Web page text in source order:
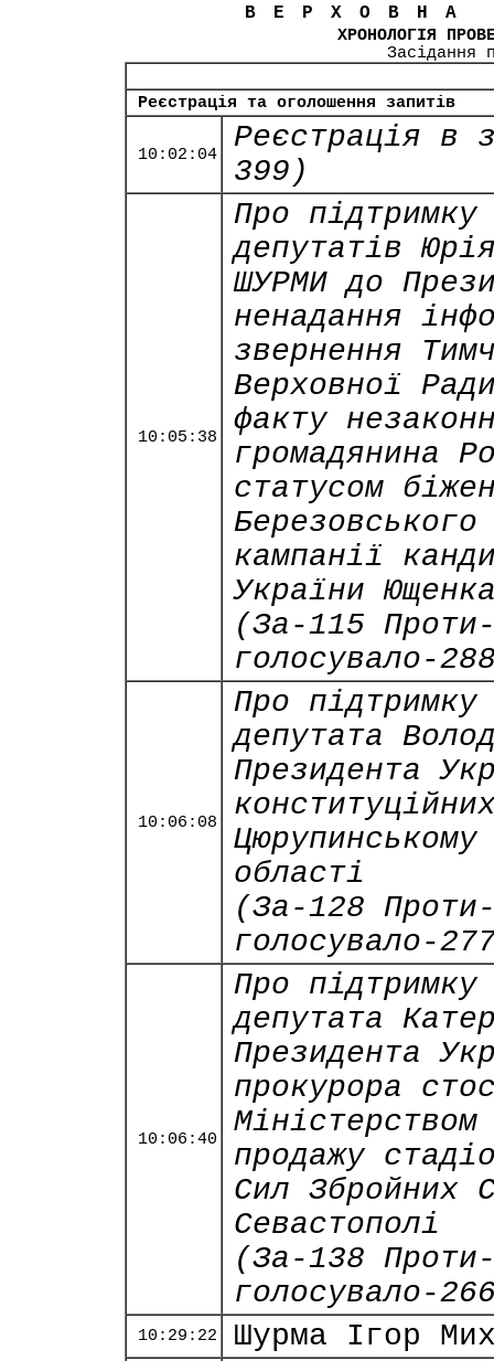
ХРОНОЛОГІЯ
Засідання
Реєстрація та оголошення запитів
10:02:04
Реєстрація в
399)
10:05:38
Про підтримку
депутатів
ШУРМИ до
ненадання
звернення
Верховної
факту
громадянина
статусом
кампанії
України
(За-115
голосувало-
10:06:08
Про підтримку
депутата
Президента
області
(За-128
голосувало-
10:06:40
Про підтримку
депутата
Президента
прокурора
продажу
Сил Збройних
Севастополі
(За-138
голосувало-
10:29:22 Шурма Ігор